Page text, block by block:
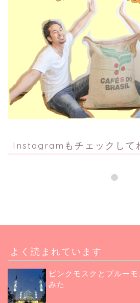
Instagramもチェックして
よく読まれています
ピンクモスクとブルー
みた